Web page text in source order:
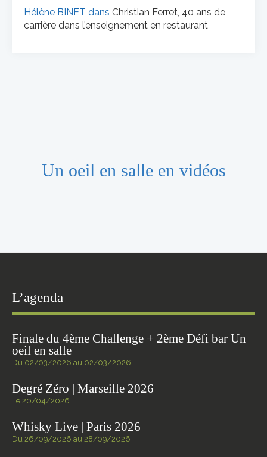
Hélène BINET dans Christian Ferret, 40 ans de
carrière dans l’enseignement en restaurant
Un oeil en salle en vidéos
L’agenda
Finale du 4ème Challenge + 2ème Défi bar Un
oeil en salle
Du 02/03/2026 au 02/03/2026
Degré Zéro | Marseille 2026
Le 20/04/2026
Whisky Live | Paris 2026
Du 26/09/2026 au 28/09/2026